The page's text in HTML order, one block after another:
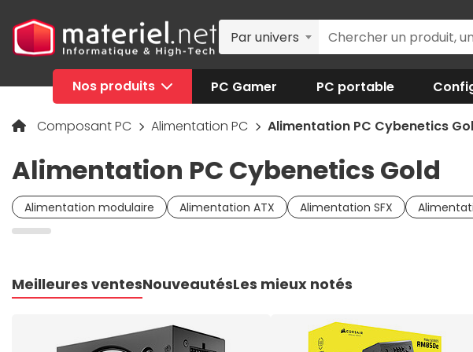
Par univers
Nos produits PC Gamer PC portable
Composant PC Alimentation PC Alimentation PC Cybenetics
Alimentation PC Cybenetics Gold
Alimentation modulaire Alimentation ATX Alimentation SFX
Meilleures ventesNouveautésLes mieux notés